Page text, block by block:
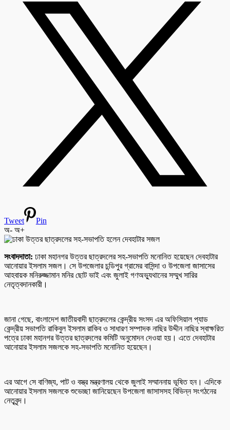
Tweet
Pin
অ- অ+
সংবাদদাতা: ঢাকা মহানগর উত্তর ছাত্রদলের সহ-সভাপতি মনোনিত হয়েছেন দেবহাটার
আনোয়ার ইসলাম সজল। সে উপজেলার চন্ডিপুর গ্রামের বাসিন্দা ও উপজেলা জাসাসের
আহবায়ক মনিরুজ্জামান মনির ছোট ভাই এবং জুলাই গণঅভ্যুথানের সম্মুখ সারির
নেতৃত্বদানকারী।
জানা গেছে, বাংলাদেশ জাতীয়বাদী ছাত্রদলের কেন্দ্রীয় সংসদ এর অফিসিয়াল প্যাড
কেন্দ্রীয় সভাপতি রাকিবুল ইসলাম রাকিব ও সাধারণ সম্পাদক নাছির উদ্দীন নাছির স্বাক্ষরিত
পত্রে ঢাকা মহানগর উত্তর ছাত্রদলের কমিটি অনুমোদন দেওয়া হয়। এতে দেবহাটার
আনোয়ার ইসলাম সজলকে সহ-সভাপতি মনোনিত হয়েছেন।
এর আগে সে বাণিজ্য, পাট ও বস্ত্র মন্ত্রণালয় থেকে জুলাই সম্মাননায় ভূষিত হন। এদিকে
আনোয়ার ইসলাম সজলকে শুভেচ্ছা জানিয়েছেন উপজেলা জাসাসসহ বিভিন্ন সংগঠনের
নেতৃবৃন্দ।